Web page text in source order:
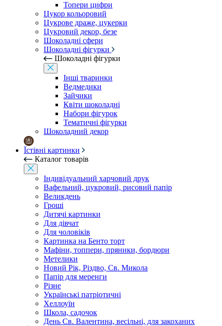
Топери цифри
Цукор кольоровий
Цукрове драже, цукерки
Цукровий декор, безе
Шоколадні сфери
Шоколадні фігурки
Шоколадні фігурки
Інші тваринки
Ведмедики
Зайчики
Квіти шоколадні
Набори фігурок
Тематичні фігурки
Шоколадний декор
Їстівні картинки
Каталог товарів
Індивідуальний харчовий друк
Вафельний, цукровий, рисовий папір
Великдень
Гроші
Дитячі картинки
Для дівчат
Для чоловіків
Картинка на Бенто торт
Мафіни, топпери, пряники, бордюри
Метелики
Новий Рік, Різдво, Св. Микола
Папір для меренги
Різне
Українські патріотичні
Хеллоуїн
Школа, садочок
День Св. Валентина, весільні, для закоханих